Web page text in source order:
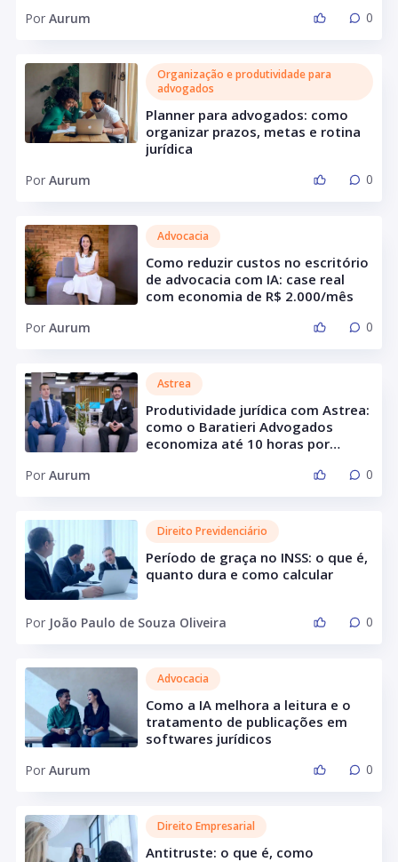
Por Aurum 0
Organização e produtividade para
advogados
Planner para advogados: como
organizar prazos, metas e rotina
jurídica
Por Aurum 0
Advocacia
Como reduzir custos no escritório
de advocacia com IA: case real
com economia de R$ 2.000/mês
Por Aurum 0
Astrea
Produtividade jurídica com Astrea:
como o Baratieri Advogados
economiza até 10 horas por
Por Aurum 0
Direito Previdenciário
Período de graça no INSS: o que é,
quanto dura e como calcular
Por João Paulo de Souza Oliveira 0
Advocacia
Como a IA melhora a leitura e o
tratamento de publicações em
softwares jurídicos
Por Aurum 0
Direito Empresarial
Antitruste: o que é, como